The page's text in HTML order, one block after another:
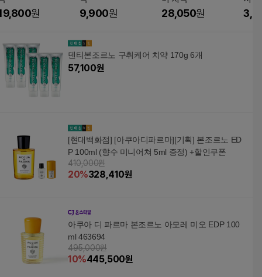
원 9,900원 28,050원
1개
덴티본조르노 구취케어 치약 170g 6개
57,100원
[현대백화점] [아쿠아디파르마][기획] 본조르노 ED
P 100ml (향수 미니어쳐 5ml 증정) +할인쿠폰
410,000원
20%328,410원
아쿠아 디 파르마 본조르노 아모레 미오 EDP 100
ml 463694
495,000원
10%445,500원